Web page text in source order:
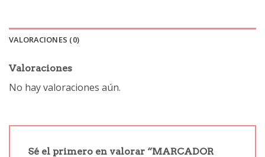
VALORACIONES (0)
Valoraciones
No hay valoraciones aún.
Sé el primero en valorar “MARCADOR